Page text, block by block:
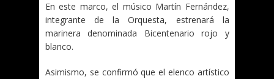
En este marco, el músico Martín Fernández,
integrante de la Orquesta, estrenará la
marinera denominada Bicentenario rojo y
blanco.
Asimismo, se confirmó que el elenco artístico